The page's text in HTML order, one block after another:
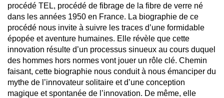
procédé TEL, procédé de fibrage de la fibre de verre né
dans les années 1950 en France. La biographie de ce
procédé nous invite à suivre les traces d’une formidable
épopée et aventure humaines. Elle révèle que cette
innovation résulte d’un processus sinueux au cours duquel
des hommes hors normes vont jouer un rôle clé. Chemin
faisant, cette biographie nous conduit à nous émanciper du
mythe de l’innovateur solitaire et d’une conception
magique et spontanée de l’innovation. De même, elle